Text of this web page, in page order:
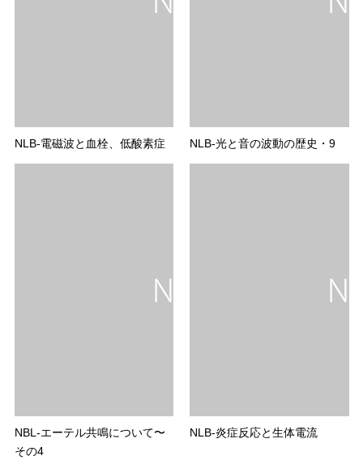
NLB-電磁波と血栓、低酸素症 NLB-光と音の波動の歴史・9
NBL-エーテル共鳴について〜
その4
NLB-炎症反応と生体電流